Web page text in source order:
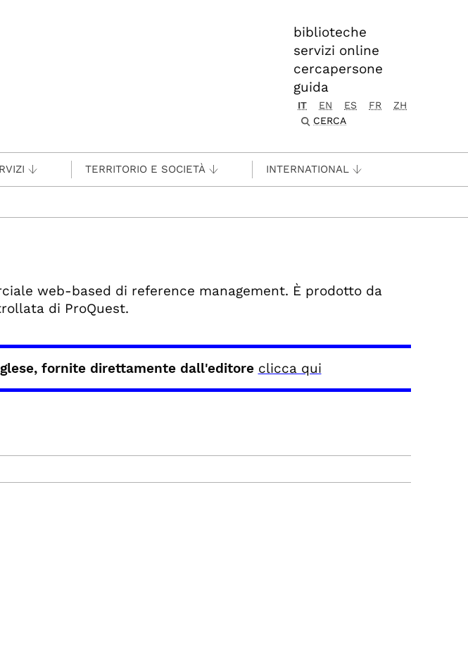
biblioteche
servizi online
cercapersone
guida
IT EN ES FR
ZH
CERCA
TERRITORIO E SOCIETÀ INTERNATIONAL
web-based di reference management. È prodotto da
di ProQuest.
fornite direttamente dall'editore clicca qui